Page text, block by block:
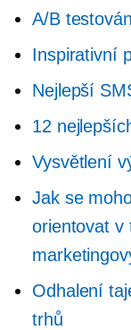
A/B
Inspirativní
Nejlepší
12
Vysvětlení
Jak se
orientovat v
Odhalení
trhů